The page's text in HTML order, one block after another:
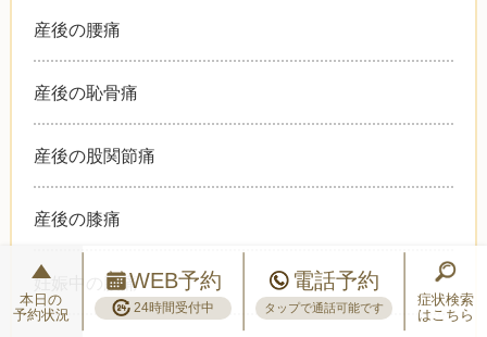
産後の腰痛
産後の恥骨痛
産後の股関節痛
産後の膝痛
妊娠中の腰痛
本日の
予約状況
WEB予約
24時間受付中
電話予約
タップで通話可能です
症状検索
はこちら